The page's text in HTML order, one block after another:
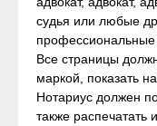
судья или любые
профессиональные
Все страницы
маркой, показать
Нотариус должен
также распечатать